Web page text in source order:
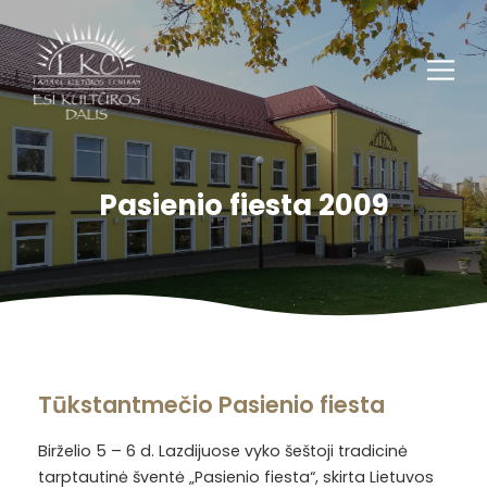
Pasienio fiesta 2009
Tūkstantmečio Pasienio fiesta
Birželio 5 – 6 d. Lazdijuose vyko šeštoji tradicinė
tarptautinė šventė „Pasienio fiesta“, skirta Lietuvos